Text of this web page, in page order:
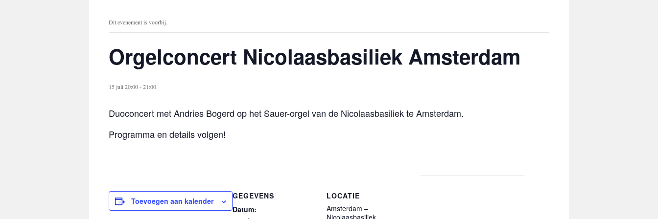
Dit evenement is voorbij.
Orgelconcert Nicolaasbasiliek Amsterdam
15 juli 20:00-21:00
Duoconcert met Andries Bogerd op het Sauer-orgel van de Nicolaasbasiliek te Amsterdam.
Programma en details volgen!
Toevoegen aan kalender
GEGEVENS
Datum:
LOCATIE
Amsterdam –
Nicolaasbasiliek